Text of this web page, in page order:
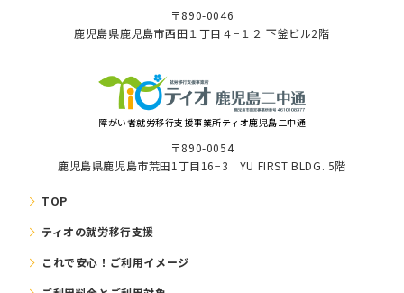
〒890-0046
⿅児島県⿅児島市⻄⽥１丁⽬４−１２ 下釜ビル2階
障がい者就労移⾏⽀援事業所ティオ鹿児島二中通
〒890-0054
鹿児島県鹿児島市荒田1丁目16−3 YU FIRST BLDG. 5階
TOP
ティオの就労移⾏⽀援
これで安⼼！ご利⽤イメージ